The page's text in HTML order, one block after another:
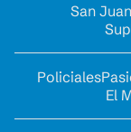
San Juan
Policiales
El